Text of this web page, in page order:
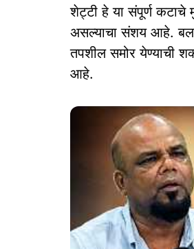
शेट्टी हे या संपूर्ण
असल्याचा संशय आहे.
तपशील समोर येण्याची
आहे.